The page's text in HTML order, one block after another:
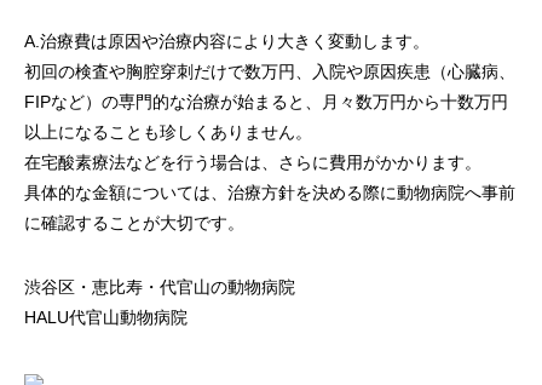
A.治療費は原因や治療内容により大きく変動します。
初回の検査や胸腔穿刺だけで数万円、入院や原因疾患（心臓病、
FIPなど）の専門的な治療が始まると、月々数万円から十数万円
以上になることも珍しくありません。
在宅酸素療法などを行う場合は、さらに費用がかかります。
具体的な金額については、治療方針を決める際に動物病院へ事前
に確認することが大切です。
渋谷区・恵比寿・代官山の動物病院
HALU代官山動物病院